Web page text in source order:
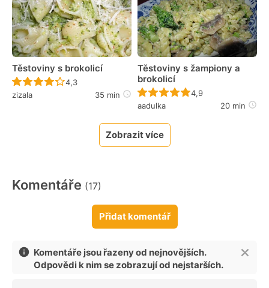
Těstoviny s brokolicí
Recept ještě nebyl hodnocen
4,3
zizala
35 min
Těstoviny s žampiony a
brokolicí
Recept ještě nebyl
4,9
aadulka
20 min
Zobrazit více
Komentáře (17)
Přidat komentář
Komentáře jsou řazeny od nejnovějších.
Odpovědi k nim se zobrazují od nejstarších.